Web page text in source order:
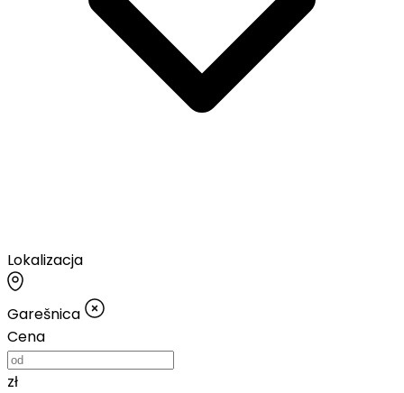
Lokalizacja
Garešnica
Cena
zł